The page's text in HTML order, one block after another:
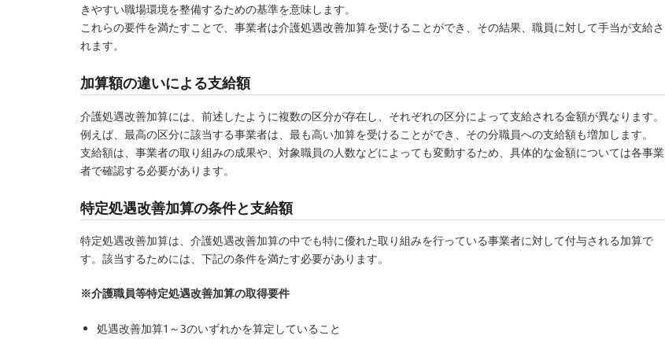
きやすい職場環境を整備するための基準を意味します。
これらの要件を満たすことで、事業者は介護処遇改善加算を受けることができ、その結果、職員に対して手当が支給さ
れます。
加算額の違いによる支給額
介護処遇改善加算には、前述したように複数の区分が存在し、それぞれの区分によって支給される金額が異なります。
例えば、最高の区分に該当する事業者は、最も高い加算を受けることができ、その分職員への支給額も増加します。
支給額は、事業者の取り組みの成果や、対象職員の人数などによっても変動するため、具体的な金額については各事業
者で確認する必要があります。
特定処遇改善加算の条件と支給額
特定処遇改善加算は、介護処遇改善加算の中でも特に優れた取り組みを行っている事業者に対して付与される加算で
す。該当するためには、下記の条件を満たす必要があります。
※介護職員等特定処遇改善加算の取得要件
処遇改善加算1～3のいずれかを算定していること